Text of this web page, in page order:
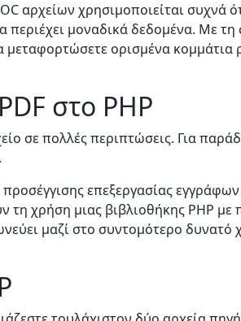
αρχείων χρησιμοποιείται συχνά
μοναδικά δεδομένα. Με
ορισμένα κομμάτια
στο PHP
σε πολλές περιπτώσεις. Για
επεξεργασίας
χρήση μιας βιβλιοθήκης PHP με
μαζί στο συντομότερο